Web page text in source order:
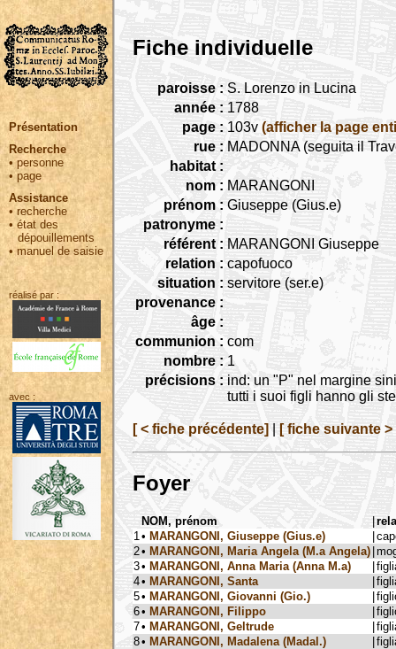
Présentation
Recherche
• personne
•page
Assistance
• recherche
•état des
dépouillements
•manuel de saisie
réalisé par :
avec :
Fiche individuelle
paroisse : S. Lorenzo in Lucina
année : 1788
page : 103v (afficher la page
rue : MADONNA (seguita il
habitat :
nom : MARANGONI
prénom : Giuseppe (Gius.e)
patronyme :
référent : MARANGONI Giuseppe
relation : capofuoco
situation : servitore (ser.e)
provenance :
âge :
communion : com
nombre : 1
précisions : ind: un "P" nel margine
tutti i suoi figli hanno gli
[ < fiche précédente] [ fiche suivante >
Foyer
NOM, prénom |
1 • MARANGONI, Giuseppe (Gius.e) |
2• MARANGONI, Maria Angela (M.a Angela) |
3• MARANGONI, Anna Maria (Anna M.a) |
4• MARANGONI, Santa |
5• MARANGONI, Giovanni (Gio.) |
6• MARANGONI, Filippo |
7• MARANGONI, Geltrude |
8• MARANGONI, Madalena (Madal.) |